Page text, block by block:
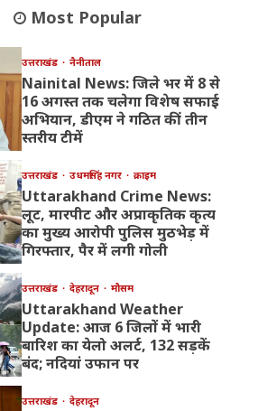
Most Popular
उत्तराखंड नैनीताल
Nainital News: जिले भर में 8 से
16 अगस्त तक चलेगा विशेष सफाई
अभियान, डीएम ने गठित कीं तीन
स्तरीय टीमें
उत्तराखंड उधमसिंह नगर क्राइम
Uttarakhand Crime News:
लूट, मारपीट और अप्राकृतिक कृत्य
का मुख्य आरोपी पुलिस मुठभेड़ में
गिरफ्तार, पैर में लगी गोली
उत्तराखंड देहरादून मौसम
Uttarakhand Weather
Update: आज 6 जिलों में भारी
बारिश का येलो अलर्ट, 132 सड़कें
बंद; नदियां उफान पर
उत्तराखंड देहरादून